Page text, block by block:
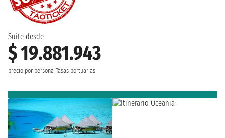
Suite desde
$ 19.881.943
precio por persona Tasas portuarias